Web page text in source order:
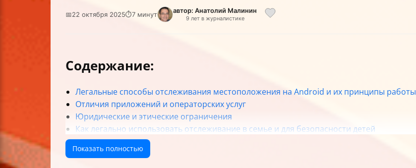
📅22 октября 2025⏱7 минут автор: Анатолий Малинин
9 лет в журналистике
Содержание:
Легальные способы отслеживания местоположения на Android и их принципы работы
Отличия приложений и операторских услуг
Юридические и этические ограничения
Как легально использовать отслеживание в семье и для безопасности детей
Основные принципы конфиденциальности и безопасности
Как получить явное согласие на отслеживание
Показать полностью